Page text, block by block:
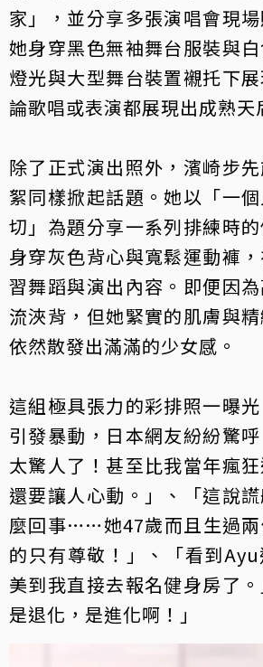
家」，並分享多張演唱會現
她身穿黑色無袖舞台服裝與
燈光與大型舞台裝置襯托下
論歌唱或表演都展現出成熟天
除了正式演出照外，濱崎步
絮同樣掀起話題。她以「一
切」為題分享一系列排練時
身穿灰色背心與寬鬆運動褲
習舞蹈與演出內容。即便因
流浹背，但她緊實的肌膚與
依然散發出滿滿的少女感。
這組極具張力的彩排照一曝
引發暴動，日本網友紛紛驚
太驚人了！甚至比我當年瘋
還要讓人心動。」、「這說
麼回事……她47歲而且生過兩
的只有尊敬！」、「看到Ayu
美到我直接去報名健身房了
是退化，是進化啊！」